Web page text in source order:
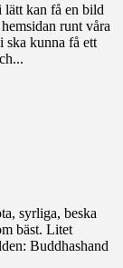
lätt kan få en bild
runt våra
ska kunna få ett
syrliga, beska
bäst. Litet
Buddhashand